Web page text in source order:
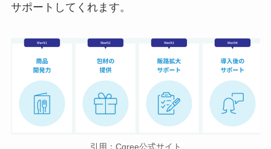
サポートしてくれます。
引用：Cqree公式サイト